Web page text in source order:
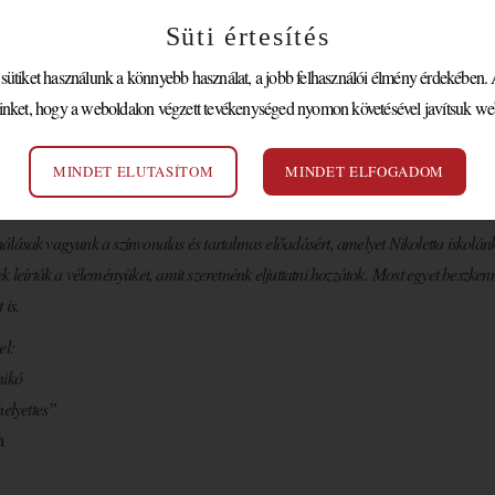
BONO PROTOKOLL
Nikoletta!
vagyunk a színvonalas és tartalmas előadásért, amelyet Nikoletta
leírták a véleményüket, amit szeretnénk eljuttatni hozzátok. Most egyet
is.
Süti értesítés
használunk a könnyebb használat, a jobb felhasználói élmény
hogy a weboldalon végzett tevékenységed nyomon követésével javítsuk
MINDET ELUTASÍTOM MINDET ELFOGADOM